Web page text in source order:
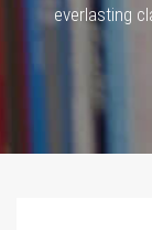
everlasting